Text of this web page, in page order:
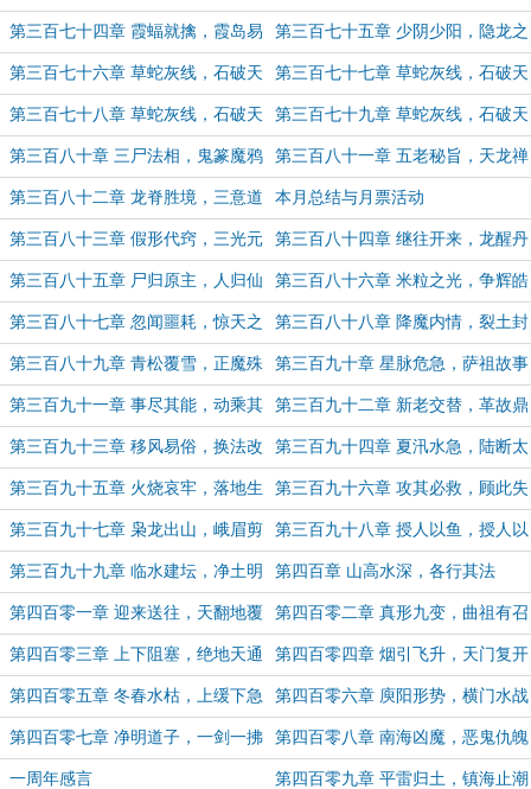
魂 军
第三百七十四章 霞蝠就擒，霞岛易
主（5.6K字奉上，求月票支持~）
第三百七十五章 少阴少阳，隐龙之
地
第三百七十六章 草蛇灰线，石破天
惊（上）（5.4K字奉上，求月票支
持）
第三百七十七章 草蛇灰线，石破天
惊（中）（5.8K字奉上，求月票支
持）
第三百七十八章 草蛇灰线，石破天
惊（下）（6.6K字奉上，求月票支
持）
第三百七十九章 草蛇灰线，石破天
惊（终）（8.4K字奉上，求月票支
持）
第三百八十章 三尸法相，鬼篆魔鸦
（6.2K字奉上，求月票支持）
第三百八十一章 五老秘旨，天龙禅
唱（5.4K字奉上，月底求月票支持
~）
第三百八十二章 龙脊胜境，三意道
宗（5.7K字，最后一天求月票支持
~）
本月总结与月票活动
第三百八十三章 假形代窍，三光元
神（月初求票支持~）
第三百八十四章 继往开来，龙醒丹
成（5K字奉上，月初求月票支持~）
第三百八十五章 尸归原主，人归仙
山（5.4K字奉上，月初求月票支持
~）
第三百八十六章 米粒之光，争辉皓
月
第三百八十七章 忽闻噩耗，惊天之
变（5.3K字，求月票支持~）
第三百八十八章 降魔内情，裂土封
王（5.5K字奉上，求月票支持~）
第三百八十九章 青松覆雪，正魔殊
途
第三百九十章 星脉危急，萨祖故事
（6K字奉上，求月票支持~）
第三百九十一章 事尽其能，动乘其
时
第三百九十二章 新老交替，革故鼎
新（5.3K字奉上，求月票支持~）
第三百九十三章 移风易俗，换法改
经
第三百九十四章 夏汛水急，陆断太
阿
第三百九十五章 火烧哀牢，落地生
根
第三百九十六章 攻其必救，顾此失
彼（6K字奉上，求月票支持~）
第三百九十七章 枭龙出山，峨眉剪
径（5K字奉上，求月票支持~）
第三百九十八章 授人以鱼，授人以
渔
第三百九十九章 临水建坛，净土明
天
第四百章 山高水深，各行其法
（5K字奉上，求月票支持~）
第四百零一章 迎来送往，天翻地覆
（6K字奉上，求月票支持~）
第四百零二章 真形九变，曲祖有召
（5.2K字奉上，求月票支持~）
第四百零三章 上下阻塞，绝地天通 第四百零四章 烟引飞升，天门复开
（5.6K字奉上，求月票支持~）
第四百零五章 冬春水枯，上缓下急 第四百零六章 庾阳形势，横门水战
（4.9K字+庾阳形势图，求月票支
持）
第四百零七章 净明道子，一剑一拂 第四百零八章 南海凶魔，恶鬼仇魄
一周年感言 第四百零九章 平雷归土，镇海止潮